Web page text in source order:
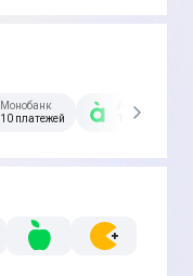
Монобанк
10 платежей
А-Банк
10 платежей